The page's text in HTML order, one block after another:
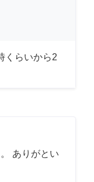
くらいから2
ありがとい